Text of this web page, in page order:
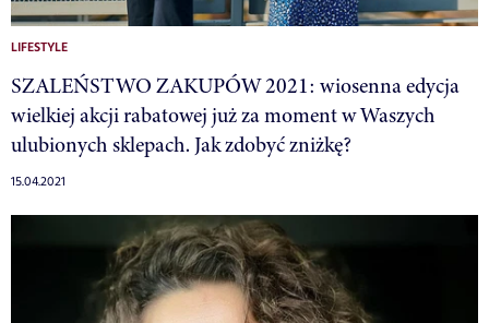
LIFESTYLE
SZALEŃSTWO ZAKUPÓW 2021: wiosenna edycja
wielkiej akcji rabatowej już za moment w Waszych
ulubionych sklepach. Jak zdobyć zniżkę?
15.04.2021